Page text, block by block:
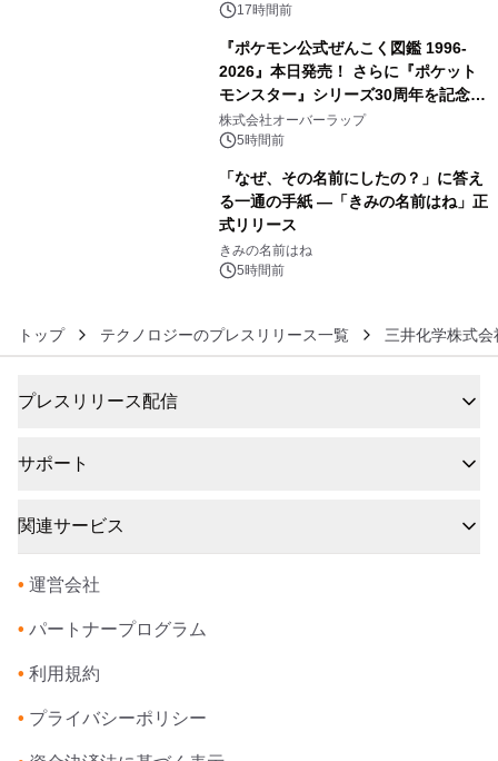
17時間前
『ポケモン公式ぜんこく図鑑 1996-
2026』本日発売！ さらに『ポケット
モンスター』シリーズ30周年を記念し
た画集『ポケットモンスター ビジュア
ルアートブック』の発売決定！ 2026
株式会社オーバーラップ
5時間前
「なぜ、その名前にしたの？」に答え
る一通の手紙 ―「きみの名前はね」正
式リリース
きみの名前はね
5時間前
トップ テクノロジーのプレスリリース一覧 三井化学株式会
プレスリリース配信
サポート
関連サービス
• 運営会社
• パートナープログラム
• 利用規約
• プライバシーポリシー